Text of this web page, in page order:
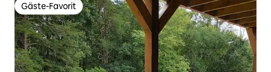
Gäste-Favorit
Gäste-Favorit